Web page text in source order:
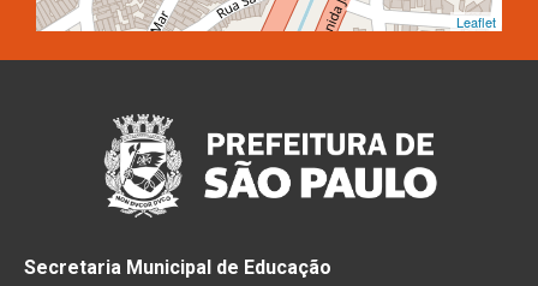
Leaflet
Secretaria Municipal de Educação